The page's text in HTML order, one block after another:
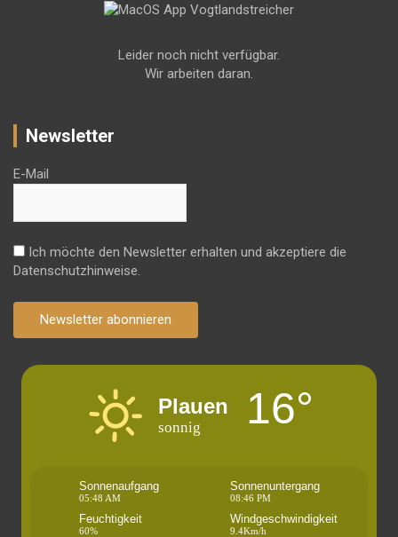
Leider noch nicht verfügbar.
Wir arbeiten daran.
Newsletter
E-Mail
Ich möchte den Newsletter erhalten und akzeptiere die
Datenschutzhinweise.
Newsletter abonnieren
Plauen
sonnig 16°
Sonnenaufgang
05:48 AM
Sonnenuntergang
08:46 PM
Feuchtigkeit
60%
Windgeschwindigkeit
9.4Km/h